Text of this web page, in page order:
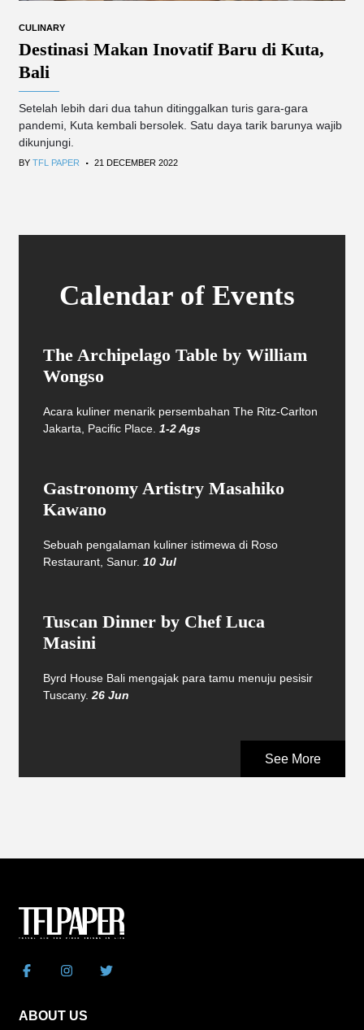
CULINARY
Destinasi Makan Inovatif Baru di Kuta,
Bali
Setelah lebih dari dua tahun ditinggalkan turis gara-gara
pandemi, Kuta kembali bersolek. Satu daya tarik barunya wajib
dikunjungi.
BY TFL PAPER . 21 DECEMBER 2022
Calendar of Events
The Archipelago Table by William
Wongso
Acara kuliner menarik persembahan The Ritz-Carlton
Jakarta, Pacific Place. 1-2 Ags
Gastronomy Artistry Masahiko
Kawano
Sebuah pengalaman kuliner istimewa di Roso
Restaurant, Sanur. 10 Jul
Tuscan Dinner by Chef Luca
Masini
Byrd House Bali mengajak para tamu menuju pesisir
Tuscany. 26 Jun
See More
ABOUT US